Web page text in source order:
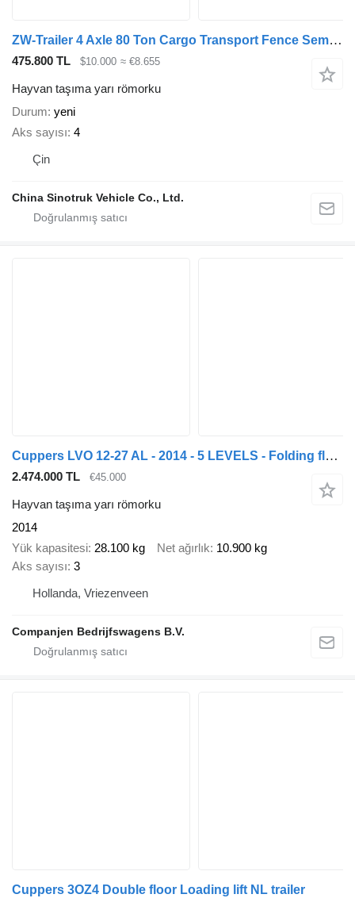
ZW-Trailer 4 Axle 80 Ton Cargo Transport Fence Semi Trailer
475.800 TL $10.000 ≈ €8.655
Hayvan taşıma yarı römorku
Durum yeni
Aks sayısı 4
Çin
China Sinotruk Vehicle Co., Ltd.
Cuppers LVO 12-27 AL - 2014 - 5 LEVELS - Folding floors
2.474.000 TL €45.000
Hayvan taşıma yarı römorku
2014
Yük kapasitesi 28.100 kg Net ağırlık 10.900 kg
Aks sayısı 3
Hollanda, Vriezenveen
Companjen Bedrijfswagens B.V.
Cuppers 3OZ4 Double floor Loading lift NL trailer